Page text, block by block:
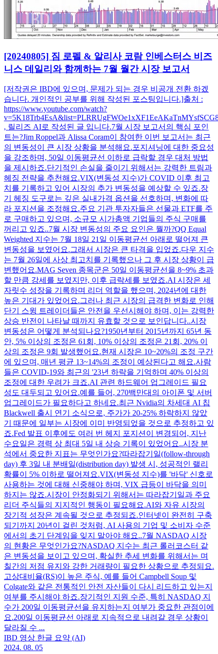
[20240805] 짐 로펠 & 알리사 코람 인베스터스 비즈
니스 데일리와 함께하는 7월 월간 시장 보고서
[저작권은 IBD에 있으며, 문제가 되는 경우 비공개 전환 하겠
습니다. 개인적인 공부를 위해 작성된 포스팅입니다.]출처 :
https://www.youtube.com/watch?
, 릴리즈 AI로 작성된 글 입니다.7월 시장 보고서의 핵심 포인
트는?Jim Roppel과 Alissa Coram이 참여한 이번 보고서는 최근
의 변동성이 큰 시장 상황을 분석해요.포지셔닝에 대한 중요성
을 강조하며, 50일 이동평균선 이하로 급락할 경우 대처 방법
을 제시하죠.단기적인 손실을 줄이기 위해서는 강력한 트림과
헤징 전략을 추천해요.VIX(변동성 지수)가 COVID 이후 최고
치를 기록하고 있어 시장의 추가 변동성을 예상할 수 있죠.장
기 헤징 도구로는 깊은 실내가격 옵션을 선호하며, 변화에 따
라 포지션을 조정해요.주요 기관 투자자들은 선물과 ETF를 주
로 구매하고 있으며, 소규모 시가총액 기업들의 주식 구매를
꺼리고 있죠..7월 시장 변동성의 주요 요인은 뭘까?QQ Equal
Weighted 지수는 7월 18일 21일 이동평균선 아래로 떨어져 큰
변동성을 보였어요.그래서 시장은 큰 타격을 입었죠.다우 지수
는 7월 26일에 사상 최고치를 기록했으나 그 후 시장 상황이 급
변했어요.MAG Seven 종목군은 50일 이동평균선을 8~9% 초과
할 만큼 강세를 보였지만, 이후 급락세를 보였죠.AI 시장은 세
자릿수 성장을 기록하며 리더 역할을 했으며, 2024년에 대한
높은 기대가 있었어요.그러나 최근 시장의 급격한 변화로 인해
단기 스윙 트레이더들은 안전을 우선시해야 하며, 이는 강력한
상승 반전이 나타날 때까지 유효할 것으로 보인답니다..시장
변동성은 어떻게 분석되나요?1950년부터 2015년까지 65년 동
안, 5% 이상의 조정은 61회, 10% 이상의 조정은 21회, 20% 이
상의 조정은 9회 발생했어요.현재 시장은 10~20%의 조정 구간
에 있으며, 매년 평균 13~14%의 조정이 예상된다고 해요.사람
들은 COVID-19와 최근의 '23년 하락을 기억하며 40% 이상의
조정에 대한 우려가 크죠.AI 관련 하드웨어 업그레이드 필요
성도 대두되고 있어요.예를 들어, 270백만대의 아이폰 및 서버
업그레이드가 필요하다고 하네요.최근 Nvidia의 차세대 AI 칩
Blackwell 출시 연기 소식으로, 주가가 20-25% 하락하지 않았
기 때문에 일부는 시장에 이미 반영되었을 것으로 추정하고 있
죠.Fed 발표 이후에도 여러 번 헤지 포지션이 변경되어, 지난
수요일은 경력 상 최대 5일 내 상승 기록이 있었어요..시장 분
석에서 중요한 지표는 무엇인가요?따라잡기일(follow-through
day) 후 3일 내 분배일(distribution day) 발생 시, 성공적인 랠리
확률이 5% 이하로 떨어져요.VIX(변동성 지수)를 '바닥' 신호로
사용하는 것에 대해 신중해야 하며, VIX 급등이 바닥을 의미
하지는 않죠.시장이 안정화되기 위해서는 따라잡기일과 주요
리더 주식들의 지지적인 행동이 필요해요.AI와 자유 시장의
장기적 성장은 계속될 것으로 추정되죠.인터넷이 완전히 구축
되기까지 20년이 걸린 것처럼, AI 사용의 기업 및 소비자 수준
에서의 초기 단계임을 잊지 말아야 해요..7월 NASDAQ 시장
의 현황은 무엇인가요?NASDAQ 지수는 최근 롤러코스터 같
은 변동성을 보이고 있으며, 확실한 추세 변화를 위해서는 며
칠간의 저점 유지와 강한 거래량이 필요한 상황으로 추정되요.
고상대비율(RS)이 높은 주식, 예를 들어 Campbell Soup 및
Colgate와 같은 전통적인 안전 자산들이 다시 리드하고 있는지
여부를 주시해야 하죠.장기적인 지원 수준, 특히 NASDAQ 지
수가 200일 이동평균선을 유지하는지 여부가 중요한 관점이에
요.200일 이동평균선 아래로 지속적으로 내려갈 경우 상황이
달라질 수 ...
IBD 영상 한글 요약 (AI)
2024. 08. 05